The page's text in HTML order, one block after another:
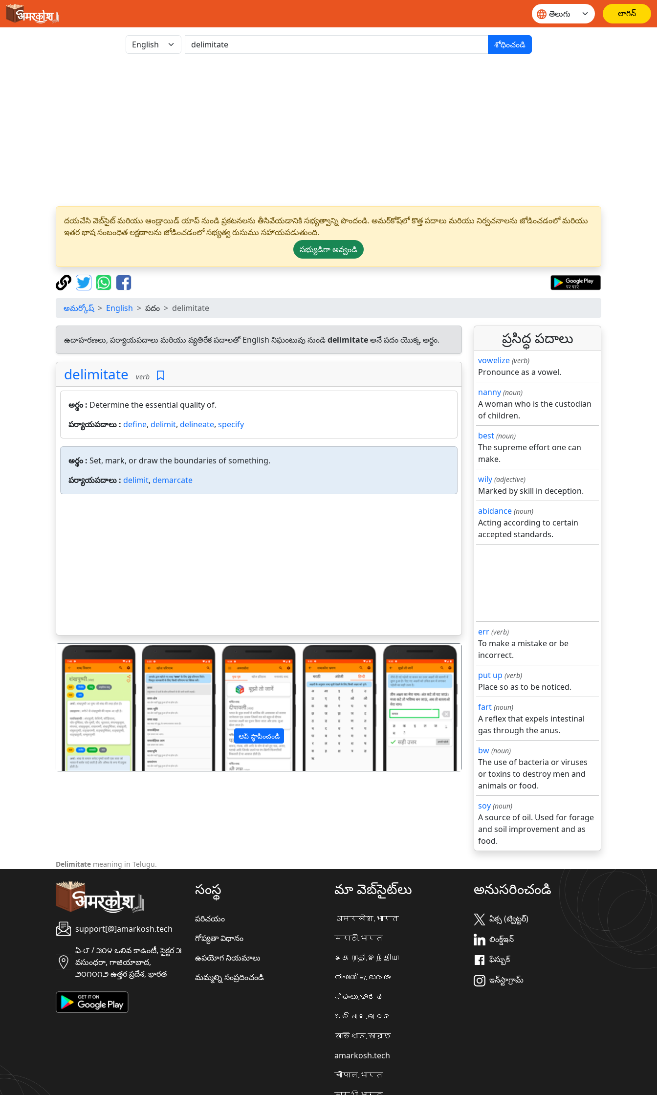
లాగిన్
శోధించండి
దయచేసి వెబ్‌సైట్ మరియు ఆండ్రాయిడ్ యాప్ నుండి ప్రకటనలను తీసివేయడానికి సభ్యత్వాన్ని పొందండి. అమర్‌కోష్‌లో కొత్త పదాలు మరియు నిర్వచనాలను జోడించడంలో మరియు
ఇతర భాష సంబంధిత లక్షణాలను జోడించడంలో సభ్యత్వ రుసుము సహాయపడుతుంది.
సభ్యుడిగా అవ్వండి
అమర్కోష్ English పదం delimitate
ఉదాహరణలు, పర్యాయపదాలు మరియు వ్యతిరేక పదాలతో English నిఘంటువు నుండిdelimitateఅనే పదం యొక్క అర్థం.
delimitate verb
అర్థం : Determine the essential quality of.
పర్యాయపదాలు : define, delimit, delineate, specify
అర్థం : Set, mark, or draw the boundaries of something.
పర్యాయపదాలు : delimit, demarcate
ఆప్ స్థాపించండి
पिछला अगला
ప్రసిద్ధ పదాలు
vowelize (verb)
Pronounce as a vowel.
nanny (noun)
A woman who is the custodian
of children.
best (noun)
The supreme effort one can
make.
wily (adjective)
Marked by skill in deception.
abidance (noun)
Acting according to certain
accepted standards.
err (verb)
To make a mistake or be
incorrect.
put up (verb)
Place so as to be noticed.
fart (noun)
A reflex that expels intestinal
gas through the anus.
bw (noun)
The use of bacteria or viruses
or toxins to destroy men and
animals or food.
soy (noun)
A source of oil. Used for forage
and soil improvement and as
food.
Delimitate meaning in Telugu.
support[@]amarkosh.tech
ఏ-౮ / ౫౦౪ ఒలివ కాఉంటీ, సైక్టర ౫
వసుంధరా, గాజియాబాద,
౨౦౧౦౧౨ ఉత్తర ప్రదేశ, భారత
సంస్థ
పరిచయం
గోప్యతా విధానం
ఉపయోగ నియమాలు
మమ్మల్ని సంప్రదించండి
మా వెబ్‌సైట్‌లు
अमरकोश.भारत
मराठी.भारत
அகராதி.இந்தியா
നിഘണ്ടു.ഭാരതം
ನಿಘಂಟು.ಭಾರತ
ଅଭିଧାନ.ଭାରତ
অভিধান.ভারত
amarkosh.tech
चौपाल.भारत
అనుసరించండి
ఏక్స (ట్విట్టర్)
లింక్డ్ఇన్
ఫేస్బుక్
ఇన్‌స్టాగ్రామ్